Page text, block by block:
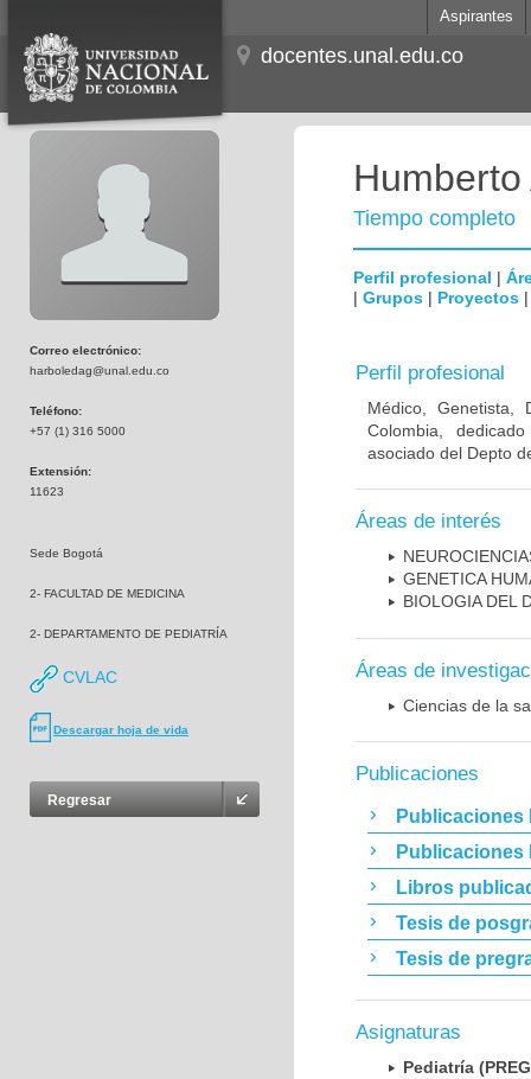
Aspirantes
docentes.unal.edu.co
Correo electrónico:
harboledag@unal.edu.co
Teléfono:
+57 (1) 316 5000
Extensión:
11623
Sede Bogotá
2- FACULTAD DE MEDICINA
2- DEPARTAMENTO DE PEDIATRÍA
CVLAC
Descargar hoja de vida
Regresar
Tiempo completo
Perfil profesional |
| Grupos | Proyectos
Perfil profesional
Médico, Genetista,
Colombia,
asociado del Depto
Áreas de interés
GENETICA
BIOLOGIA DEL
Áreas de
Ciencias de la
Publicaciones
Publicaciones
Publicaciones
Libros
Tesis de
Tesis de
Asignaturas
Pediatría